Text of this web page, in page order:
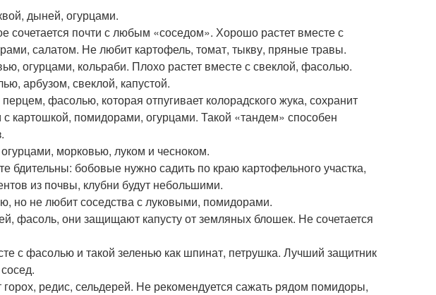
дыней, огурцами.
сочетается почти с любым «соседом». Хорошо растет вместе с
салатом. Не любит картофель, томат, тыкву, пряные травы.
огурцами, кольраби. Плохо растет вместе с свеклой, фасолью.
арбузом, свеклой, капустой.
фасолью, которая отпугивает колорадского жука, сохранит
картошкой, помидорами, огурцами. Такой «тандем» способен
морковью, луком и чесноком.
бдительны: бобовые нужно садить по краю картофельного участка,
из почвы, клубни будут небольшими.
но не любит соседства с луковыми, помидорами.
фасоль, они защищают капусту от земляных блошек. Не сочетается
с фасолью и такой зеленью как шпинат, петрушка. Лучший защитник
редис, сельдерей. Не рекомендуется сажать рядом помидоры,